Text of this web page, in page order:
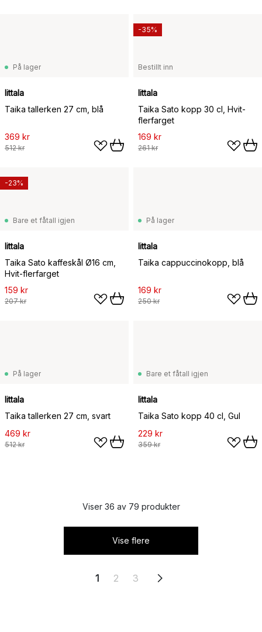
På lager
Iittala
Taika tallerken 27 cm, blå
369 kr
512 kr
Bestillt inn
Iittala
Taika Sato kopp 30 cl, Hvit-
flerfarget
169 kr
261 kr
-35%
Bare et fåtall igjen
Iittala
Taika Sato kaffeskål Ø16 cm,
Hvit-flerfarget
159 kr
207 kr
-23%
På lager
Iittala
Taika cappuccinokopp, blå
169 kr
250 kr
På lager
Iittala
Taika tallerken 27 cm, svart
469 kr
512 kr
Bare et fåtall igjen
Iittala
Taika Sato kopp 40 cl, Gul
229 kr
359 kr
Viser 36 av 79 produkter
Vise flere
1 2 3